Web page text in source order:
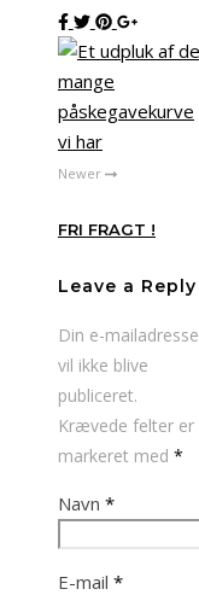
Newer
FRI FRAGT !
Leave a Reply
Din e-mailadresse
vil ikke blive
publiceret.
Krævede felter er
markeret med *
Navn *
E-mail *